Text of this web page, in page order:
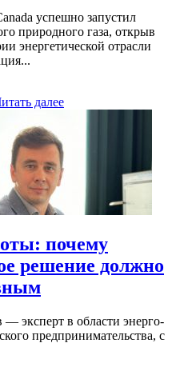
успешно запустил
природного газа, открыв
энергетической отрасли
далее
почему
решение должно
эксперт в области энерго-
предпринимательства, с